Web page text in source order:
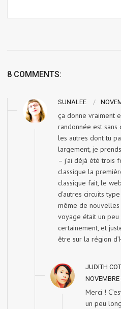
8 COMMENTS:
SUNALEE
ça donne vraiment
randonnée est
les autres dont tu
largement, je
– j’ai déjà été trois
classique la
classique fait, le
d’autres circuits
même de nouvelles
voyage était un
certainement, et
être sur la région
JUDITH
Merci !
un peu